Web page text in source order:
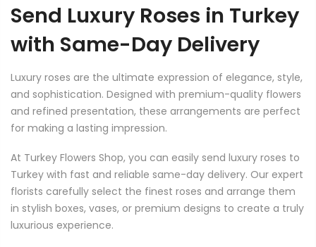
Send Luxury Roses in Turkey
with Same-Day Delivery
Luxury roses are the ultimate expression of elegance, style,
and sophistication. Designed with premium-quality flowers
and refined presentation, these arrangements are perfect
for making a lasting impression.
At Turkey Flowers Shop, you can easily send luxury roses to
Turkey with fast and reliable same-day delivery. Our expert
florists carefully select the finest roses and arrange them
in stylish boxes, vases, or premium designs to create a truly
luxurious experience.